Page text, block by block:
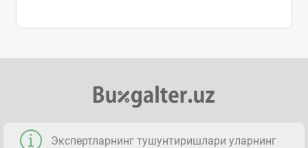
Экспертларнинг тушунтиришлари уларнинг